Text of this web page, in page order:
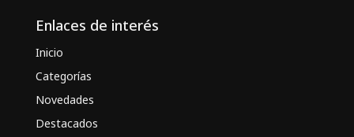
Enlaces de interés
Inicio
Categorías
Novedades
Destacados